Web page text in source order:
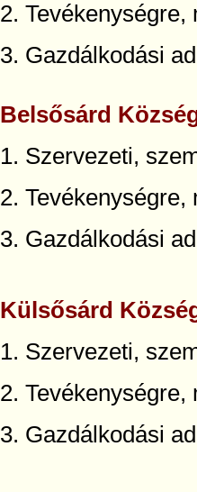
2.
3. Gazdálkodási
Belsősárd
1. Szervezeti,
2.
3. Gazdálkodási
Külsősárd
1. Szervezeti,
2.
3. Gazdálkodási